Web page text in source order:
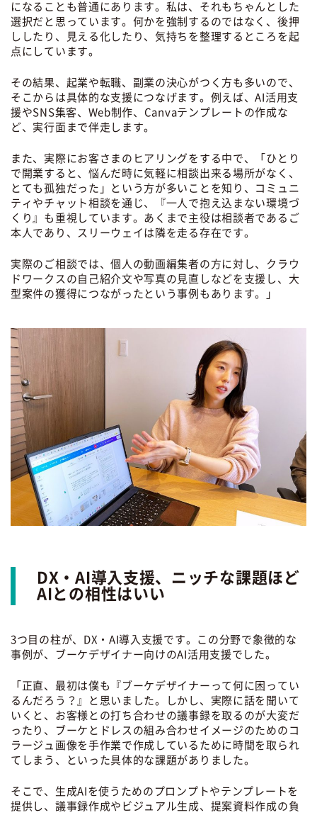
になることも普通にあります。私は、それもちゃんとした
選択だと思っています。何かを強制するのではなく、後押
ししたり、見える化したり、気持ちを整理するところを起
点にしています。
その結果、起業や転職、副業の決心がつく方も多いので、
そこからは具体的な支援につなげます。例えば、AI活用支
援やSNS集客、Web制作、Canvaテンプレートの作成な
ど、実行面まで伴走します。
また、実際にお客さまのヒアリングをする中で、「ひとり
で開業すると、悩んだ時に気軽に相談出来る場所がなく、
とても孤独だった」という方が多いことを知り、コミュニ
ティやチャット相談を通じ、『一人で抱え込まない環境づ
くり』も重視しています。あくまで主役は相談者であるご
本人であり、スリーウェイは隣を走る存在です。
実際のご相談では、個人の動画編集者の方に対し、クラウ
ドワークスの自己紹介文や写真の見直しなどを支援し、大
型案件の獲得につながったという事例もあります。」
DX・AI導入支援、ニッチな課題ほど
AIとの相性はいい
3つ目の柱が、DX・AI導入支援です。この分野で象徴的な
事例が、ブーケデザイナー向けのAI活用支援でした。
「正直、最初は僕も『ブーケデザイナーって何に困ってい
るんだろう？』と思いました。しかし、実際に話を聞いて
いくと、お客様との打ち合わせの議事録を取るのが大変だ
ったり、ブーケとドレスの組み合わせイメージのためのコ
ラージュ画像を手作業で作成しているために時間を取られ
てしまう、といった具体的な課題がありました。
そこで、生成AIを使うためのプロンプトやテンプレートを
提供し、議事録作成やビジュアル生成、提案資料作成の負